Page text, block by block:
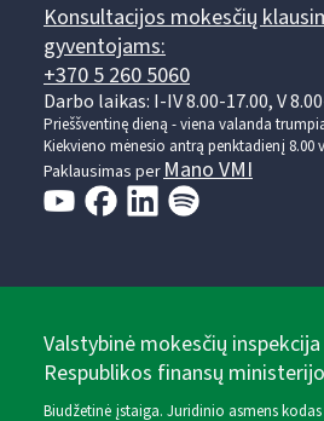
Konsultacijos mokesčių
gyventojams:
+370 5 260 5060
Darbo laikas: I-IV 8.00-17.00, V
Prieššventinę dieną - viena valanda
Kiekvieno mėnesio antrą penktadienį 8.00
Paklausimas per Mano VMI
Valstybinė mokesčių
Respublikos finansų
Biudžetinė įstaiga. Juridinio asmens kodas